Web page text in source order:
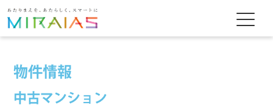
物件情報
中古マンション